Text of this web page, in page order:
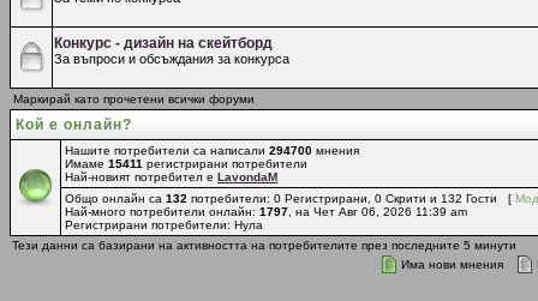
Конкурс - дизайн на скейтборд
За въпроси и обсъждания за конкурса
Маркирай като прочетени всички форуми
Кой е онлайн?
Нашите потребители са написали 294700 мнения
Имаме 15411 регистрирани потребители
Най-новият потребител е LavondaM
Общо онлайн са 132 потребители: 0 Регистрирани, 0 Скрити и 132 Гости [
Най-много потребители онлайн: 1797 , на Чет Авг 06, 2026 11:39 am
Регистрирани потребители: Нула
Тези данни са базирани на активността на потребителите през последните 5 минути
Има нови мнения